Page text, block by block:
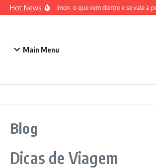
Ir para o conteúdo
Hot NewsETB Pokémon: o que vem dentro e se vale a
Main Menu
Blog
Dicas de Viagem